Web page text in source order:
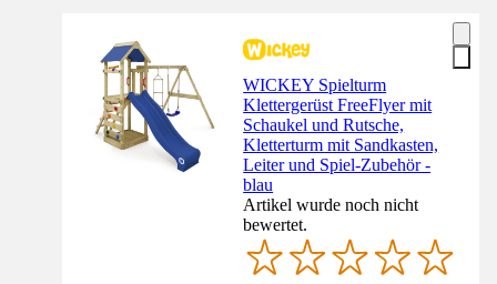
WICKEY Spielturm
Klettergerüst FreeFlyer mit
Schaukel und Rutsche,
Kletterturm mit Sandkasten,
Leiter und Spiel-Zubehör -
blau
Artikel wurde noch nicht
bewertet.